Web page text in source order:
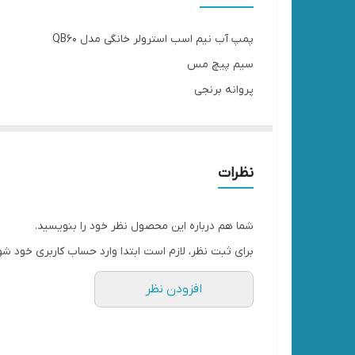
پمپ آب نیم اسب استرولر خانگی مدل QB60
سیم پیچ مس
پروانه برنجی
نظرات
شما هم درباره این محصول نظر خود را بنویسید.
برای ثبت نظر، لازم است ابتدا وارد حساب کاربری خود
افزودن نظر